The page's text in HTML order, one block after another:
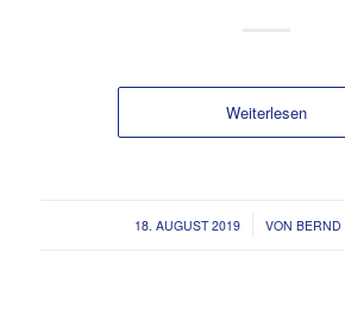
Weiterlesen
18. AUGUST 2019
/ VON BERND